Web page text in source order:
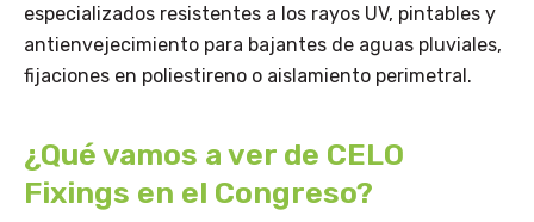
especializados resistentes a los rayos UV, pintables y
antienvejecimiento para bajantes de aguas pluviales,
fijaciones en poliestireno o aislamiento perimetral.
¿Qué vamos a ver de CELO
Fixings en el Congreso?